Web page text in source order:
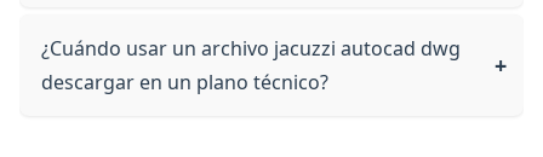
¿Cuándo usar un archivo jacuzzi autocad dwg
descargar en un plano técnico?